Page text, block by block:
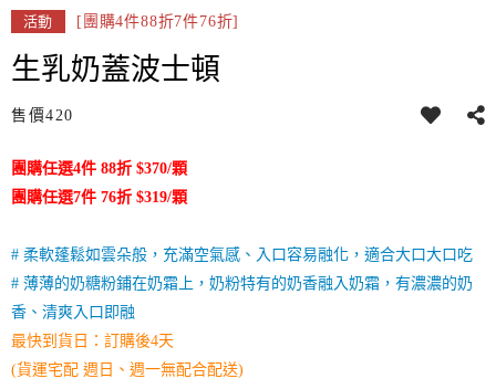
活動 [團購4件88折7件76折]
生乳奶蓋波士頓
售價420
團購任選4件 88折 $370/顆
團購任選7件 76折 $319/顆
# 柔軟蓬鬆如雲朵般，充滿空氣感、入口容易融化，適合大口大口吃
# 薄薄的奶糖粉鋪在奶霜上，奶粉特有的奶香融入奶霜，有濃濃的奶
香、清爽入口即融
最快到貨日：訂購後4天
(貨運宅配 週日、週一無配合配送)